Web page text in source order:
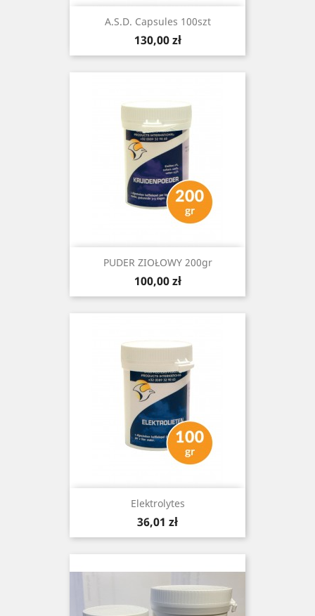
A.S.D. Capsules 100szt
Cena
130,00 zł
PUDER ZIOŁOWY 200gr
Cena
100,00 zł
Elektrolytes
Cena
36,01 zł